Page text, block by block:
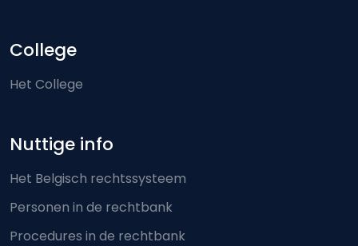
College
Het College
Nuttige info
Het Belgisch rechtssysteem
Personen in de rechtbank
Procedures in de rechtbank